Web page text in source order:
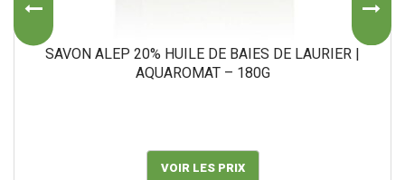
SAVON ALEP 20% HUILE DE BAIES DE LAURIER |
AQUAROMAT – 180G
VOIR LES PRIX